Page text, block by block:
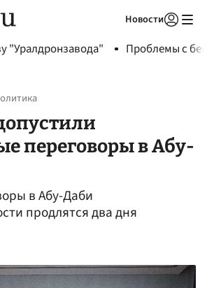
Новости
"Уралдронзавода" Проблемы с
переговоры в Абу-
в Абу-Даби
продлятся два дня